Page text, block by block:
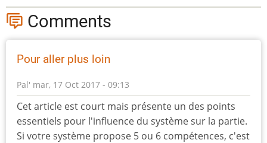
Comments
Pour aller plus loin
Pal' mar, 17 Oct 2017 - 09:13
Cet article est court mais présente un des points
essentiels pour l'influence du système sur la partie.
Si votre système propose 5 ou 6 compétences, c'est